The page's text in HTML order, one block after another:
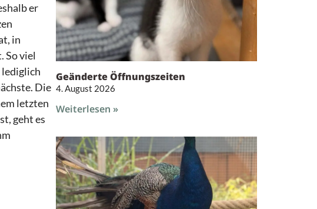
er
in
So viel
lediglich
Die
letzten
geht es
Geänderte Öffnungszeiten
4. August 2026
Weiterlesen »